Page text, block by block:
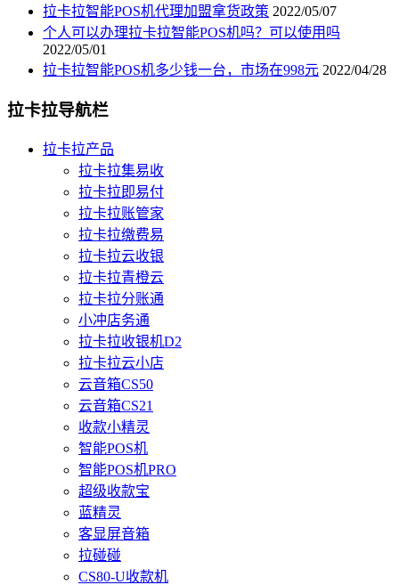
拉卡拉智能POS机代理加盟拿货政策 2022/05/07
个人可以办理拉卡拉智能POS机吗？可以使用吗
2022/05/01
拉卡拉智能POS机多少钱一台，市场在998元 2022/04/28
拉卡拉导航栏
拉卡拉产品
拉卡拉集易收
拉卡拉即易付
拉卡拉账管家
拉卡拉缴费易
拉卡拉云收银
拉卡拉青橙云
拉卡拉分账通
小冲店务通
拉卡拉收银机D2
拉卡拉云小店
云音箱CS50
云音箱CS21
收款小精灵
智能POS机
智能POS机PRO
超级收款宝
蓝精灵
客显屏音箱
拉碰碰
CS80-U收款机